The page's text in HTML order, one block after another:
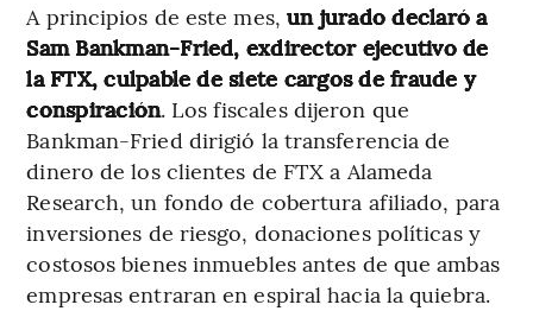
A principios de este mes, un jurado declaró a
Sam Bankman-Fried, exdirector ejecutivo de
la FTX, culpable de siete cargos de fraude y
conspiración. Los fiscales dijeron que
Bankman-Fried dirigió la transferencia de
dinero de los clientes de FTX a Alameda
Research, un fondo de cobertura afiliado, para
inversiones de riesgo, donaciones políticas y
costosos bienes inmuebles antes de que ambas
empresas entraran en espiral hacia la quiebra.